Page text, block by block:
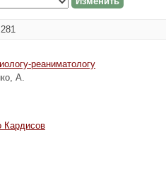
реаниматологу
А.
Кардисов